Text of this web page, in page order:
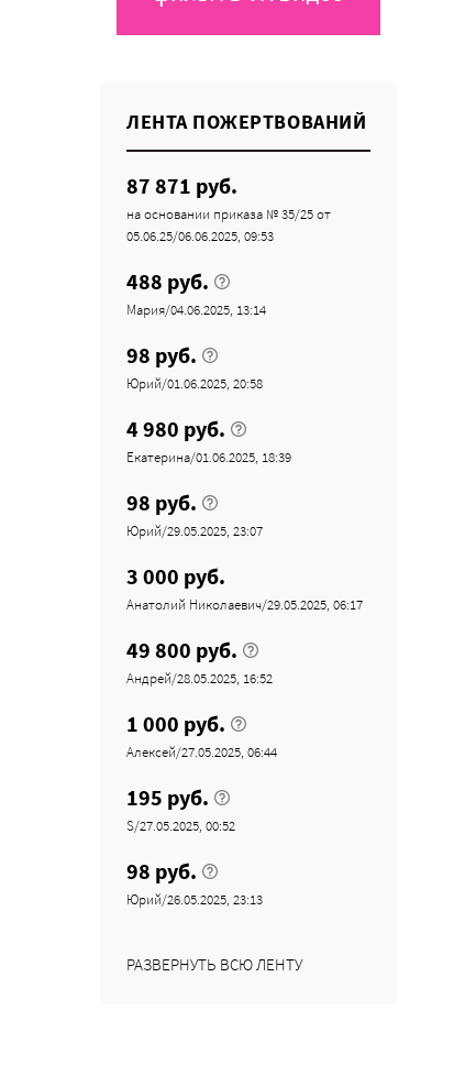
ЛЕНТА ПОЖЕРТВОВАНИЙ
87 871 руб.
на основании приказа № 35/25 от
05.06.25/06.06.2025, 09:53
488 руб.
Мария/04.06.2025, 13:14
98 руб.
Юрий/01.06.2025, 20:58
4 980 руб.
Екатерина/01.06.2025, 18:39
98 руб.
Юрий/29.05.2025, 23:07
3 000 руб.
Анатолий Николаевич/29.05.2025, 06:17
49 800 руб.
Андрей/28.05.2025, 16:52
1 000 руб.
Алексей/27.05.2025, 06:44
195 руб.
S/27.05.2025, 00:52
98 руб.
Юрий/26.05.2025, 23:13
РАЗВЕРНУТЬ ВСЮ ЛЕНТУ